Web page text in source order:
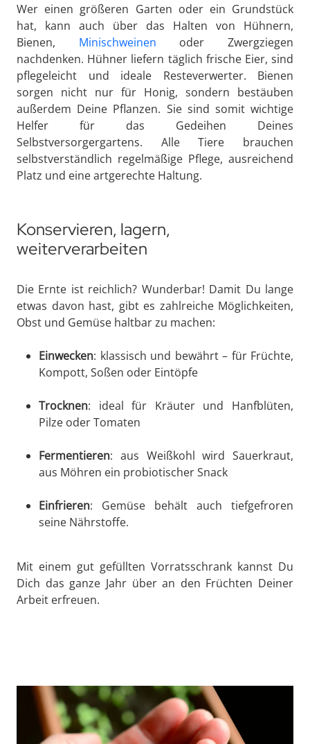
Wer einen größeren Garten oder ein Grundstück
hat, kann auch über das Halten von Hühnern,
Bienen, Minischweinen oder Zwergziegen
nachdenken. Hühner liefern täglich frische Eier, sind
pflegeleicht und ideale Resteverwerter. Bienen
sorgen nicht nur für Honig, sondern bestäuben
außerdem Deine Pflanzen. Sie sind somit wichtige
Helfer für das Gedeihen Deines
Selbstversorgergartens. Alle Tiere brauchen
selbstverständlich regelmäßige Pflege, ausreichend
Platz und eine artgerechte Haltung.
Konservieren, lagern,
weiterverarbeiten
Die Ernte ist reichlich? Wunderbar! Damit Du lange
etwas davon hast, gibt es zahlreiche Möglichkeiten,
Obst und Gemüse haltbar zu machen:
Einwecken: klassisch und bewährt – für Früchte,
Kompott, Soßen oder Eintöpfe
Trocknen: ideal für Kräuter und Hanfblüten,
Pilze oder Tomaten
Fermentieren: aus Weißkohl wird Sauerkraut,
aus Möhren ein probiotischer Snack
Einfrieren: Gemüse behält auch tiefgefroren
seine Nährstoffe.
Mit einem gut gefüllten Vorratsschrank kannst Du
Dich das ganze Jahr über an den Früchten Deiner
Arbeit erfreuen.